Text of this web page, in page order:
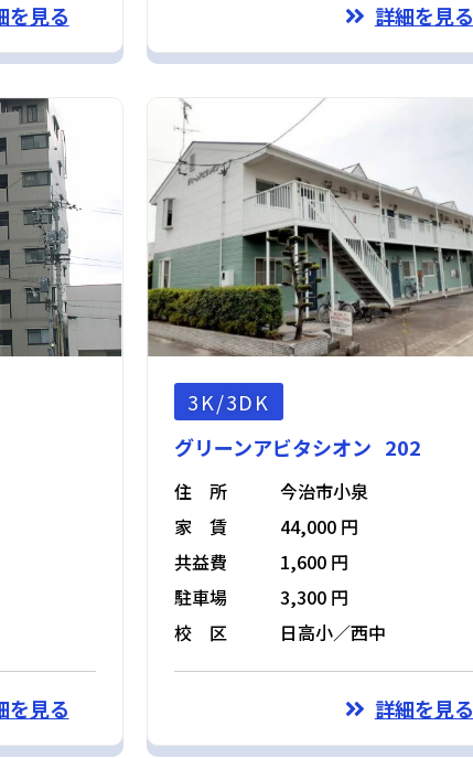
を見る 詳細を見る
を見る
3K/3DK
グリーンアビタシオン 202
住 所
今治市小泉
家 賃
44,000 円
共益費
1,600 円
駐車場
3,300 円
校 区
日高小／西中
詳細を見る